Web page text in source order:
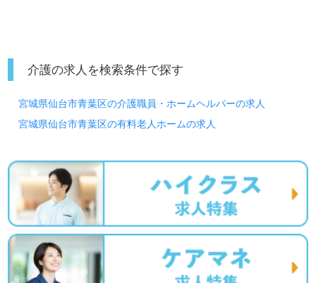
介護の求人を検索条件で探す
宮城県仙台市青葉区の介護職員・ホームヘルパーの求人
宮城県仙台市青葉区の有料老人ホームの求人